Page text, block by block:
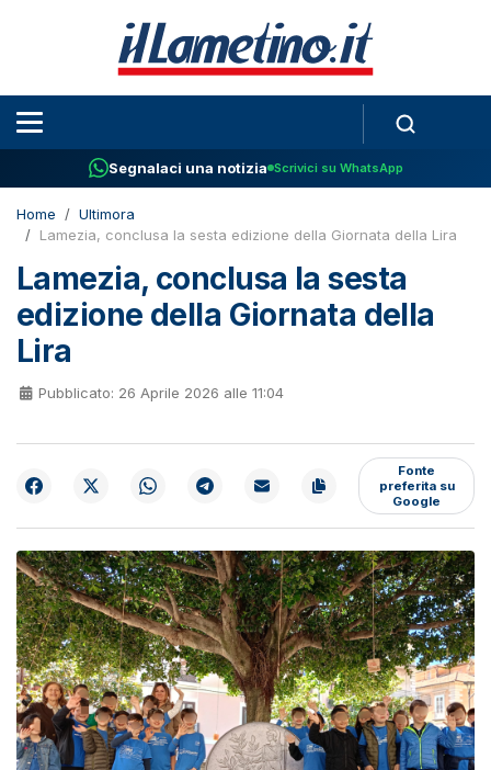
Segnalaci una notizia Scrivici su WhatsApp
Home
Ultimora
Lamezia, conclusa la sesta edizione della Giornata della Lira
Lamezia, conclusa la sesta
edizione della Giornata della
Lira
Pubblicato: 26 Aprile 2026 alle 11:04
Fonte
preferita su
Google